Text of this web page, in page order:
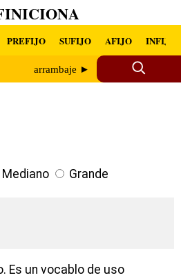
PREFIJO SUFIJO AFIJO INFIJO
arrambaje ►
Mediano Grande
Es un vocablo de uso